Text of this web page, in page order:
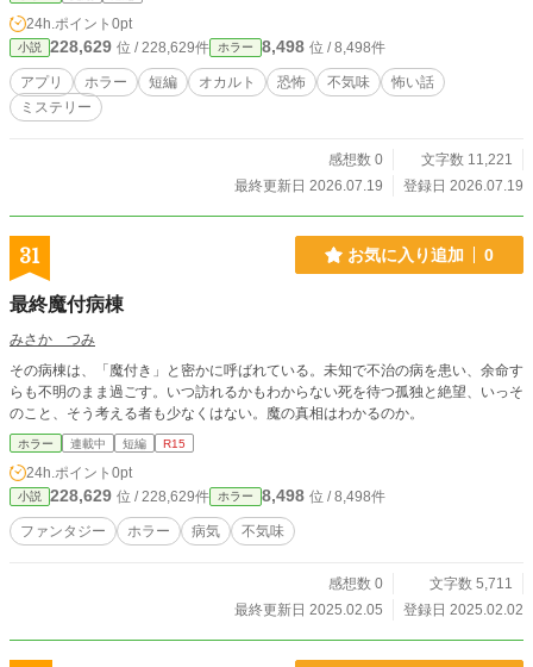
24h.ポイント 0pt
小説 228,629 位 / 228,629件 ホラー 8,498 位 / 8,498件
アプリ ホラー 短編 オカルト 恐怖 不気味
怖い話
ミステリー
感想数 0
文字数 11,221
最終更新日 2026.07.19
登録日 2026.07.19
31 お気に入り追加 0
最終魔付病棟
みさか つみ
その病棟は、「魔付き」と密かに呼ばれている。未知で不治の病を患い、余命す
らも不明のまま過ごす。いつ訪れるかもわからない死を待つ孤独と絶望、いっそ
のこと、そう考える者も少なくはない。魔の真相はわかるのか。
ホラー 連載中 短編 R15
24h.ポイント 0pt
小説 228,629 位 / 228,629件 ホラー 8,498 位 / 8,498件
ファンタジー ホラー 病気 不気味
感想数 0
文字数 5,711
最終更新日 2025.02.05
登録日 2025.02.02